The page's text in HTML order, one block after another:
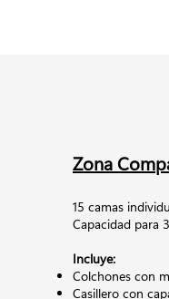
Zona
15 camas
Capacidad para
Incluye:
Colchones con
Casillero con